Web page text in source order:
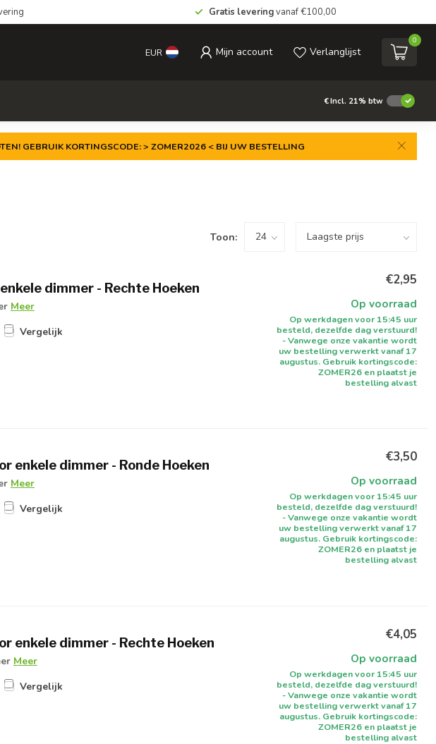
Gratis leveringvanaf €100,00
EUR Mijn account Verlanglijst
0
€Incl. 21% btw
GEBRUIK KORTINGSCODE: > ZOMER2026 < BIJ UW BESTELLING
Toon:
dimmer - Rechte Hoeken
Meer
Vergelijk
€2,95
Op voorraad
Op werkdagen voor 15:45 uur
besteld, dezelfde dag verstuurd!
- Vanwege onze vakantie wordt
uw bestelling verwerkt vanaf 17
augustus. Gebruik kortingscode:
ZOMER26 en plaatst je
bestelling alvast
enkele dimmer - Ronde Hoeken
Meer
Vergelijk
€3,50
Op voorraad
Op werkdagen voor 15:45 uur
besteld, dezelfde dag verstuurd!
- Vanwege onze vakantie wordt
uw bestelling verwerkt vanaf 17
augustus. Gebruik kortingscode:
ZOMER26 en plaatst je
bestelling alvast
enkele dimmer - Rechte Hoeken
Meer
Vergelijk
€4,05
Op voorraad
Op werkdagen voor 15:45 uur
besteld, dezelfde dag verstuurd!
- Vanwege onze vakantie wordt
uw bestelling verwerkt vanaf 17
augustus. Gebruik kortingscode:
ZOMER26 en plaatst je
bestelling alvast